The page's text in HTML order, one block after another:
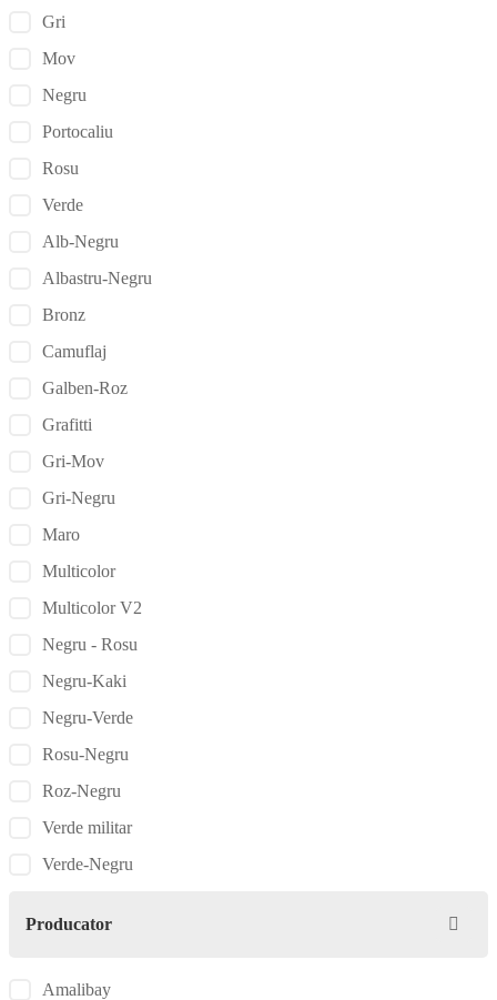
Gri
Mov
Negru
Portocaliu
Rosu
Verde
Alb-Negru
Albastru-Negru
Bronz
Camuflaj
Galben-Roz
Grafitti
Gri-Mov
Gri-Negru
Maro
Multicolor
Multicolor V2
Negru - Rosu
Negru-Kaki
Negru-Verde
Rosu-Negru
Roz-Negru
Verde militar
Verde-Negru
Producator
Amalibay